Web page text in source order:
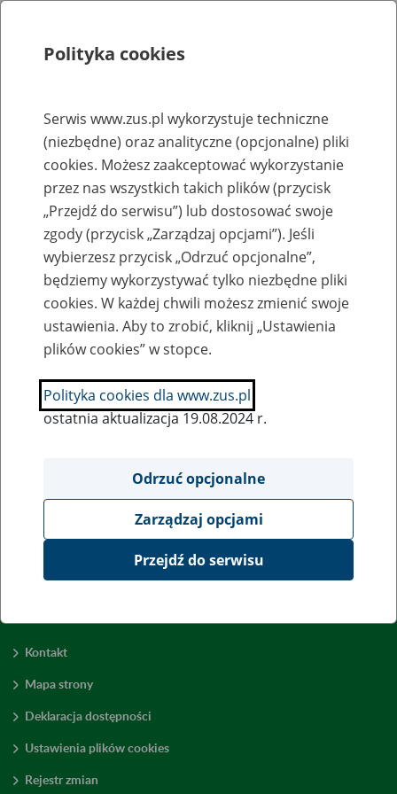
Rejestry, ewidencje i archiwa
Baza zlikwidowanych lub
przekształconych zakładów pracy
Nazwa zakładu pracy:
SZUKAJ
Wyświetl wszystkie
Kontakt
Mapa strony
Deklaracja dostępności
Ustawienia plików cookies
Rejestr zmian
Polityka cookies
Serwis www.zus.pl wykorzystuje techniczne
(niezbędne) oraz analityczne (opcjonalne) pliki
cookies. Możesz zaakceptować wykorzystanie
przez nas wszystkich takich plików (przycisk
„Przejdź do serwisu”) lub dostosować swoje
zgody (przycisk „Zarządzaj opcjami”). Jeśli
wybierzesz przycisk „Odrzuć opcjonalne”,
będziemy wykorzystywać tylko niezbędne pliki
cookies. W każdej chwili możesz zmienić swoje
ustawienia. Aby to zrobić, kliknij „Ustawienia
plików cookies” w stopce.
Polityka cookies dla www.zus.pl
ostatnia aktualizacja 19.08.2024 r.
Odrzuć opcjonalne
Zarządzaj opcjami
Przejdź do serwisu